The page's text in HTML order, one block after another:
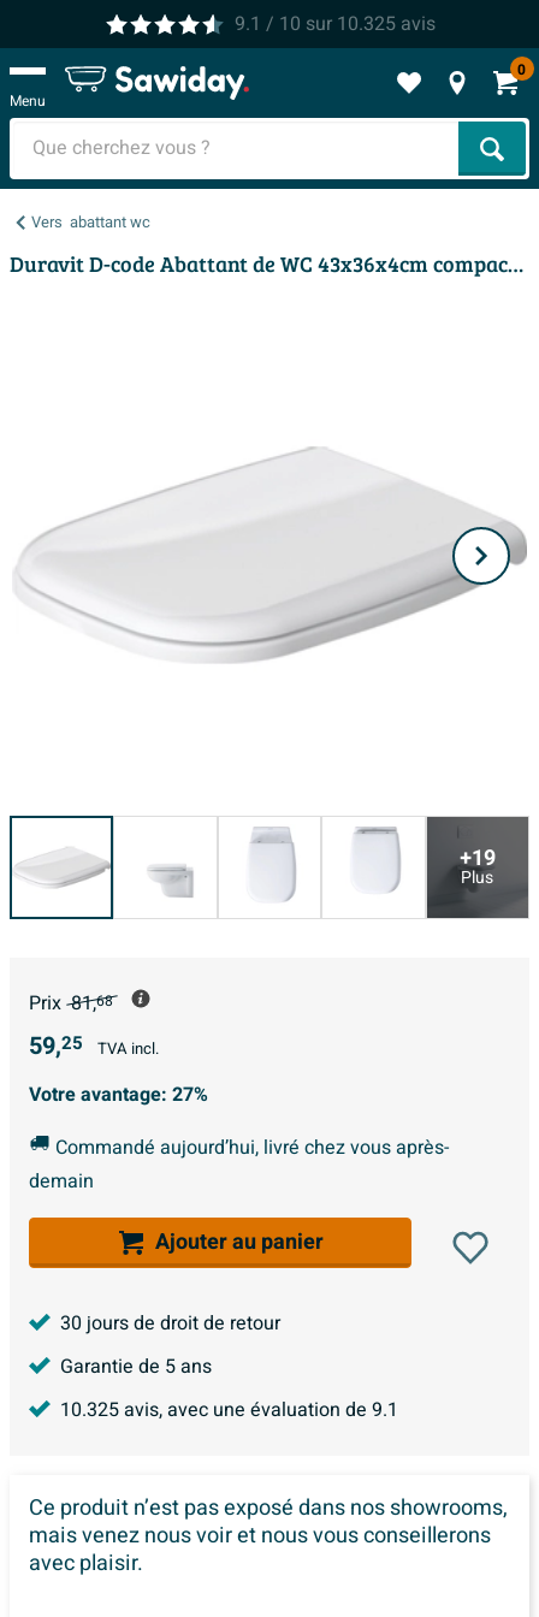
9.1 / 10 sur 10.325avis
Menu
0
Vers abattant wc
Duravit D-code Abattant de WC 43x36x4cm compact Plastique blanc Brillant
+19
Plus
Prix 81,68
59,25 TVA incl.
Votre avantage: 27%
Commandé aujourd’hui, livré chez vous après-
demain
Ajouter au panier
30 jours de droit de retour
Garantie de 5 ans
10.325avis, avec une évaluation de 9.1
Ce produit n’est pas exposé dansnos showrooms,
mais venez nous voir et nous vous conseillerons
avec plaisir.